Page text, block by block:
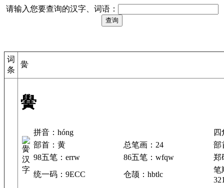
请输入您要查询的汉字、词语：
词
条
黌
黌
拼音：hóng
四
部首：黄
总笔画：24
部
98五笔：errw
86五笔：wfqw
郑
统一码：9ECC
仓颉：hbtlc
笔